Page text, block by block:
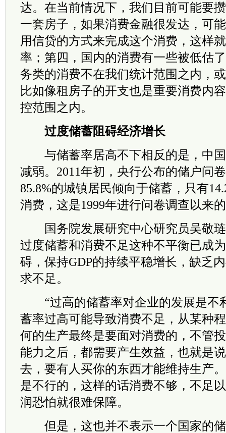
达。在当前情况下，我们目前可能要
一套房子，如果消费金融很发达，可
用信贷的方式来完成这个消费，这样
率；第四，国内的消费有一些被低估
务类的消费不在我们统计范围之内，
比如像租房子的开支也是重要消费内
控范围之内。
过度储蓄阻碍经济增长
与储蓄率居高不下相反的是，中国
减弱。2011年初，央行公布的储户问
85.8%的城镇居民倾向于储蓄，只有
消费，这是1999年进行问卷调查以来
国务院发展研究中心研究员吴敬琏
过度储蓄和消费不足这种不平衡已成
碍，保持GDP的持续平稳增长，缺乏
求不足。
“过高的储蓄率对企业的发展是不
蓄率过高可能导致消费不足，从某种
何的生产最终是要面对消费的，不管
能力之后，都需要产生效益，也就是
去，要有人买你的东西才能维持生产
是不行的，这样的话消费不够，不足
润恐怕就很难保障。
但是，这也并不表示一个国家的储